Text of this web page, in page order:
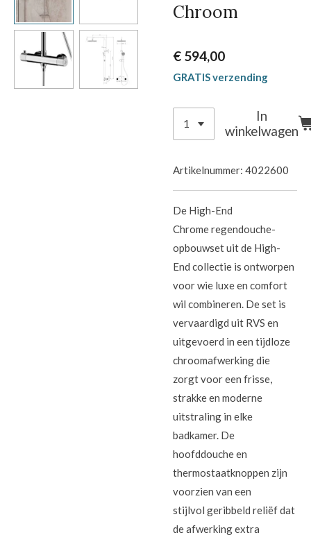
Chroom
€ 594,00
GRATIS verzending
In
winkelwagen
Artikelnummer: 4022600
De High-End
Chromeregendouche-
opbouwset uit de High-
End collectie is ontworpen
voor wie luxe en comfort
wil combineren. De set is
vervaardigd uit RVS en
uitgevoerd in een tijdloze
chroomafwerking die
zorgt voor een frisse,
strakke en moderne
uitstraling in elke
badkamer. De
hoofddouche en
thermostaatknoppen zijn
voorzien van een
stijlvol geribbeld reliëfdat
de afwerking extra